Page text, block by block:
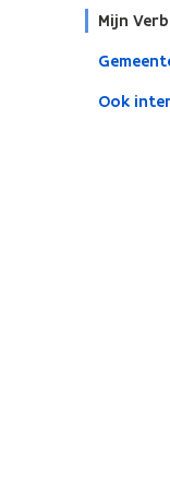
Mijn
Ook